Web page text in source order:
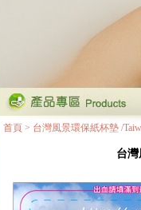
首頁 > 台灣風景環保紙杯墊 /
台灣